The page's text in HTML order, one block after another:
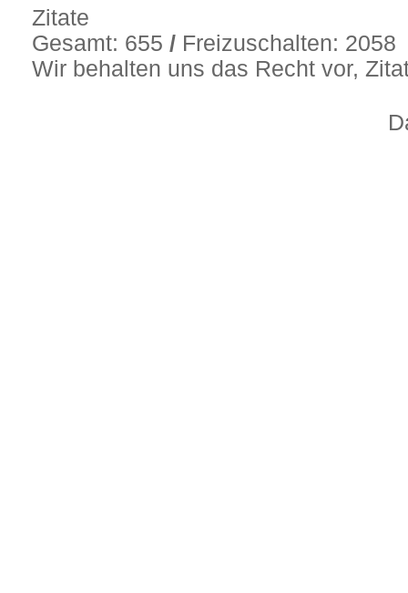
Zitate
Gesamt: 655/ Freizuschalten: 2058
Wir behalten uns das Recht vor,